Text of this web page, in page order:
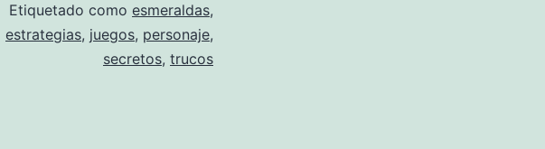
Etiquetado como esmeraldas,
estrategias, juegos, personaje,
secretos, trucos